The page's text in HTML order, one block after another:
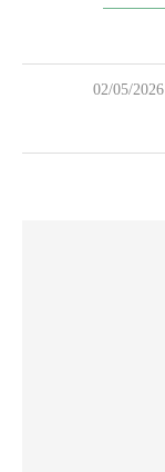
02/05/2026